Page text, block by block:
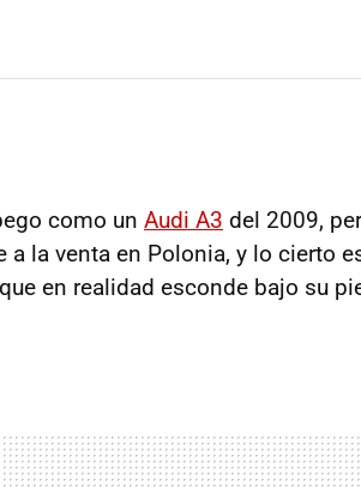
como un Audi A3 del 2009,
la venta en Polonia, y lo cierto
en realidad esconde bajo su